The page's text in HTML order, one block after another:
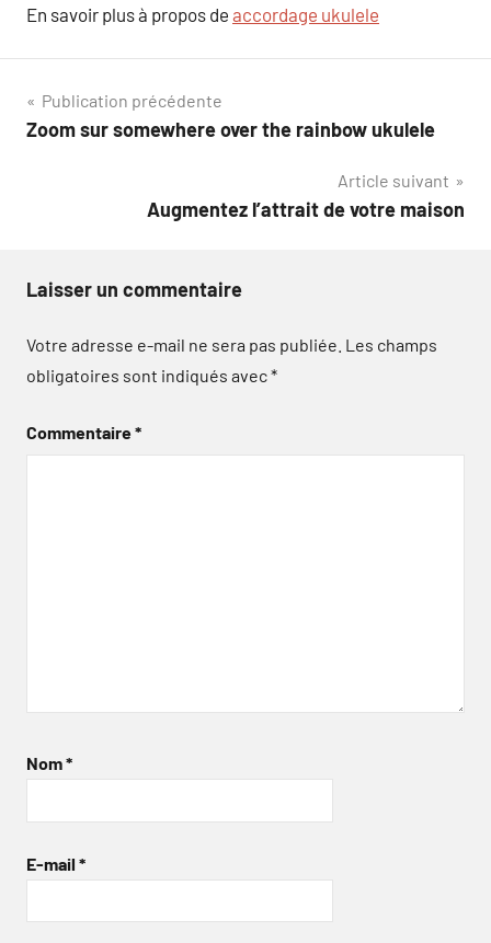
En savoir plus à propos de accordage ukulele
Navigation
de
Publication précédente
Zoom sur somewhere over the rainbow ukulele
Article suivant
Augmentez l’attrait de votre maison
Laisser un commentaire
Votre adresse e-mail ne sera pas publiée. Les champs
obligatoires sont indiqués avec*
Commentaire*
Nom*
E-mail *